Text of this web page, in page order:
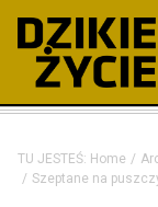
TU JESTEŚ: Home
Szeptane na